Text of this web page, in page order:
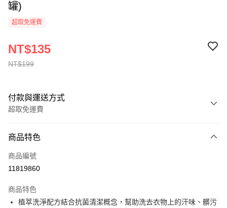
罐)
超取免運費
NT$199
NT$135
付款與運送方式
超取免運費
全家線上支付
超商取貨付款
運送方式
全家取貨付款
商品特色
商品編號
11819860
商品特色
植萃洗淨配方結合抗菌清潔概念，幫助洗去衣物上的汗味、髒污